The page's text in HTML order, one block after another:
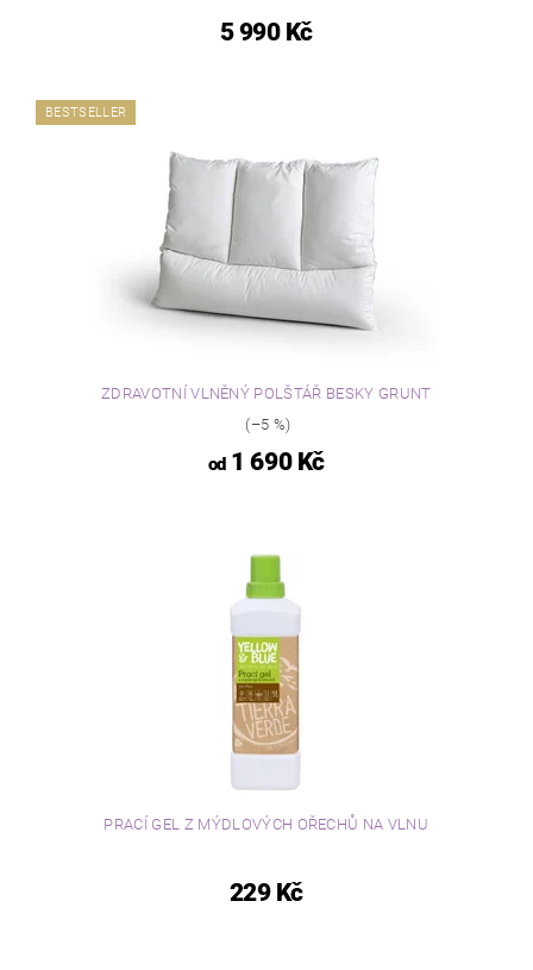
5 990 Kč
BESTSELLER
ZDRAVOTNÍ VLNĚNÝ POLŠTÁŘ BESKY GRUNT
(–5 %)
od1 690 Kč
PRACÍ GEL Z MÝDLOVÝCH OŘECHŮ NA VLNU
229 Kč